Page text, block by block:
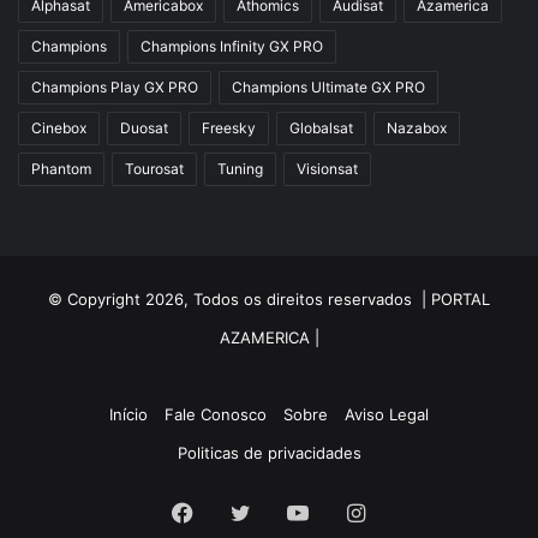
Azfox
Azgold
Azplus
Azsat
Blade B1
Champions
Champions PRO GX
Champions Super GX
Cinebox
Alphasat Americabox Athomics Audisat Azamerica
Champions Champions Infinity GX PRO
Champions Play GX PRO Champions Ultimate GX PRO
Cinebox Duosat Freesky Globalsat Nazabox
Phantom Tourosat Tuning Visionsat
© Copyright 2026, Todos os direitos reservados | PORTAL
AZAMERICA
Início Fale Conosco Sobre
Aviso Legal
Politicas de privacidades
Facebook
Twitter YouTubeInstagram